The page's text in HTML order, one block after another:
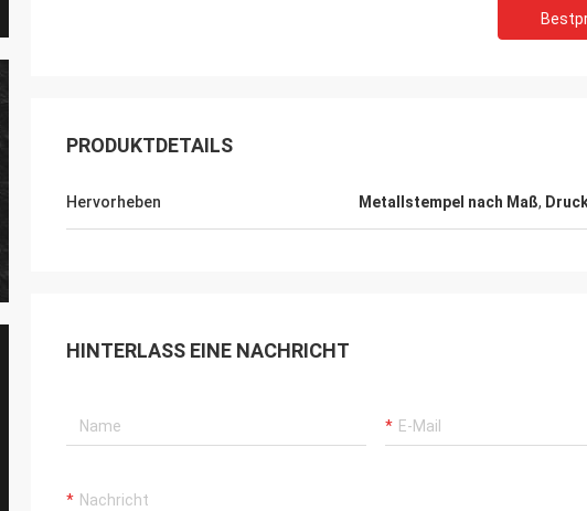
und Service zur
von LiFong. Sie ziehen
in Erwägung.
Das ist wir genießen Geschäft, mit Ihnen
PRODUKTDETAILS
Hervorheben Metallstempel nach Maß,
HINTERLASS EINE NACHRICHT